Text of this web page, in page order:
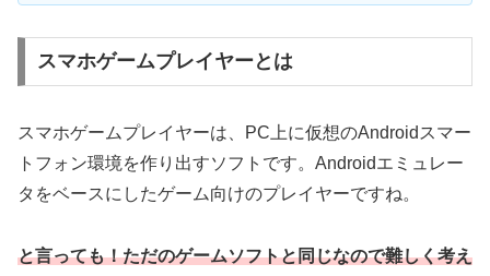
スマホゲームプレイヤーとは
スマホゲームプレイヤーは、PC上に仮想のAndroidスマー
トフォン環境を作り出すソフトです。Androidエミュレー
タをベースにしたゲーム向けのプレイヤーですね。
と言っても！ただのゲームソフトと同じなので難しく考え